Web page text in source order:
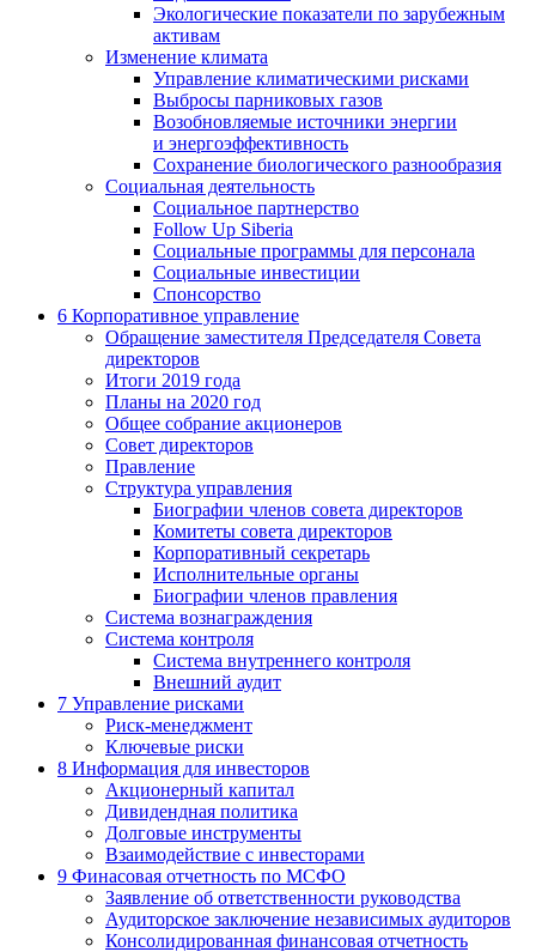
Экологические показатели по зарубежным
активам
Изменение климата
Управление климатическими рисками
Выбросы парниковых газов
Возобновляемые источники энергии
и энергоэффективность
Сохранение биологического разнообразия
Социальная деятельность
Социальное партнерство
Follow Up Siberia
Социальные программы для персонала
Социальные инвестиции
Спонсорство
6 Корпоративное управление
Обращение заместителя Председателя Совета
директоров
Итоги 2019 года
Планы на 2020 год
Общее собрание акционеров
Совет директоров
Правление
Структура управления
Биографии членов совета директоров
Комитеты совета директоров
Корпоративный секретарь
Исполнительные органы
Биографии членов правления
Система вознаграждения
Система контроля
Система внутреннего контроля
Внешний аудит
7 Управление рисками
Риск-менеджмент
Ключевые риски
8 Информация для инвесторов
Акционерный капитал
Дивидендная политика
Долговые инструменты
Взаимодействие с инвеcторами
9 Финасовая отчетность по МСФО
Заявление об ответственности руководства
Аудиторское заключение независимых аудиторов
Консолидированная финансовая отчетность